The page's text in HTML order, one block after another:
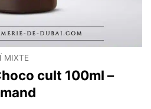
MIXTE
cult 100ml –